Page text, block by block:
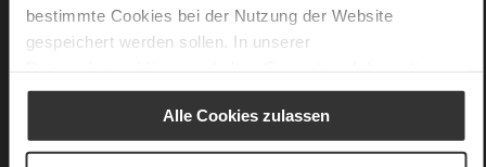
bestimmte Cookies bei der Nutzung der Website
gespeichert werden sollen. In unserer
Alle Cookies zulassen